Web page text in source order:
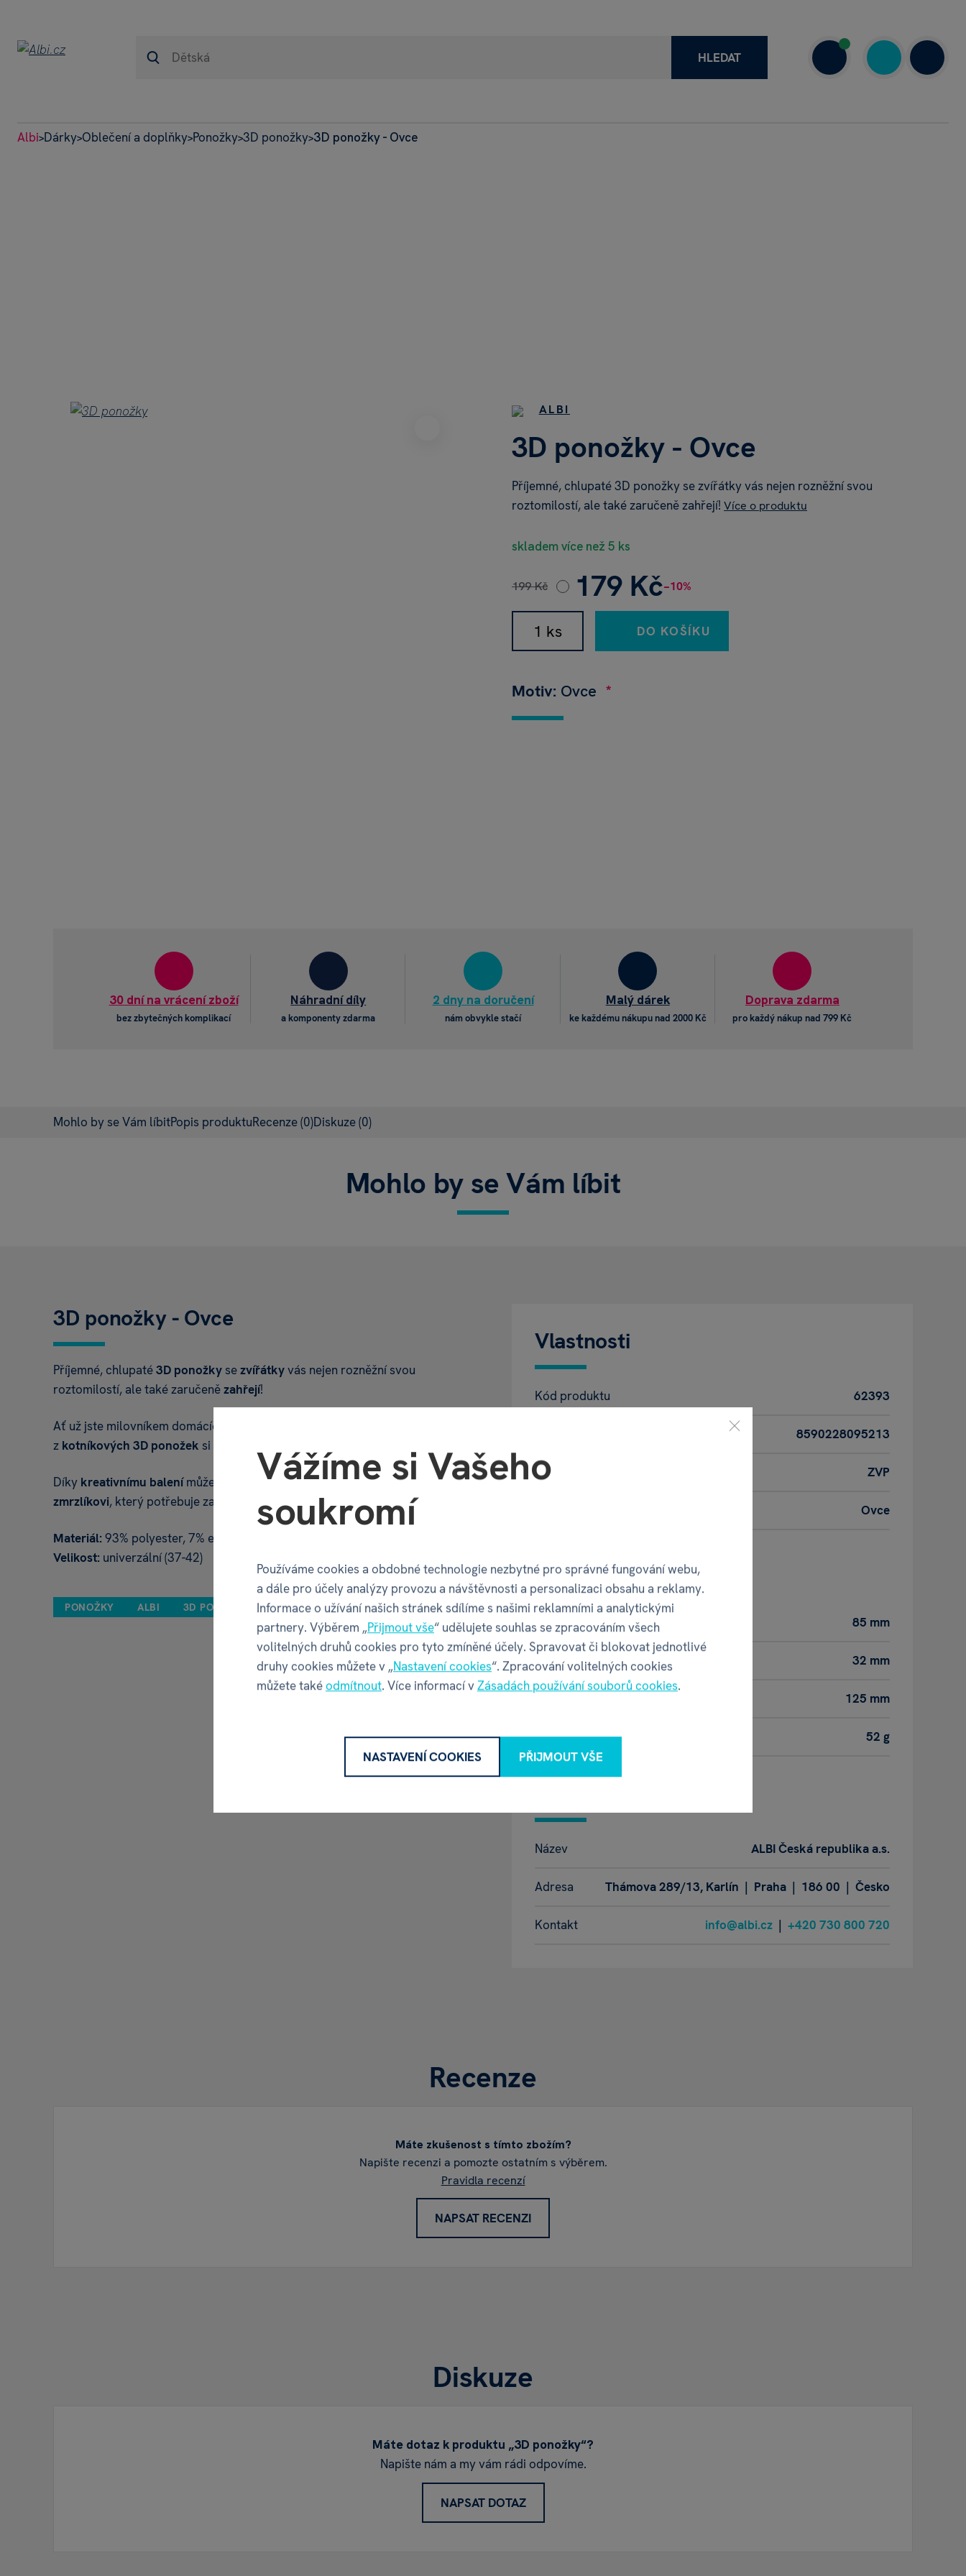
HLEDAT
Albi>Dárky>Oblečení a doplňky>Ponožky>3D ponožky>3D ponožky - Ovce
ALBI
3D ponožky - Ovce
Příjemné, chlupaté 3D ponožky se zvířátky vás nejen rozněžní svou
roztomilostí, ale také zaručeně zahřejí! Více o produktu
skladem více než 5 ks
199 Kč 179 Kč−10%
DO KOŠÍKU
Motiv: Ovce
30 dní na vrácení zboží
bez zbytečných komplikací
Náhradní díly
a komponenty zdarma
2 dny na doručení
nám obvykle stačí
Malý dárek
ke každému nákupu nad 2000 Kč
Doprava zdarma
pro každý nákup nad 799 Kč
Mohlo by se Vám líbitPopis produktuRecenze(0)Diskuze(0)
Mohlo by se Vám líbit
3D ponožky - Ovce
Příjemné, chlupaté3D ponožky sezvířátkyvás nejen rozněžní svou
roztomilostí, ale také zaručenězahřejí!
Ať už jste milovníkem domácích mazlíčků, nebo exotických zvířat,
z kotníkových 3D ponožek si dozajista vyberete.
Díky kreativnímu balenímůžete ponožky takédarovat nějakému
zmrzlíkovi, který potřebuje zahřát.
Materiál: 93% polyester, 7% elasten
Velikost: univerzální (37-42)
PONOŽKY ALBI 3D PONOŽKY
Vlastnosti
Kód produktu 62393
8590228095213
Katalogové číslo ZVP
Ovce
Balení produktu
Šířka balení 85 mm
Hloubka balení 32 mm
125 mm
Váha balení 52 g
Název ALBI Česká republika a.s.
Adresa Thámova 289/13, Karlín | Praha | 186 00 | Česko
Kontakt info@albi.cz | +420 730 800 720
Recenze
Máte zkušenost s tímto zbožím?
Napište recenzi a pomozte ostatním s výběrem.
Pravidla recenzí
NAPSAT RECENZI
Diskuze
Máte dotaz k produktu „3D ponožky“?
Napište nám a my vám rádi odpovíme.
NAPSAT DOTAZ
Vážíme si Vašeho
soukromí
Používáme cookies a obdobné technologie nezbytné pro správné fungování webu,
a dále pro účely analýzy provozu a návštěvnosti a personalizaci obsahu a reklamy.
Informace o užívání našich stránek sdílíme s našimi reklamními a analytickými
partnery. Výběrem „Přijmout vše“ udělujete souhlas se zpracováním všech
volitelných druhů cookies pro tyto zmíněné účely. Spravovat či blokovat jednotlivé
druhy cookies můžete v „Nastavení cookies“. Zpracování volitelných cookies
můžete takéodmítnout. Více informací vZásadách používání souborů cookies.
NASTAVENÍ COOKIES PŘIJMOUT VŠE